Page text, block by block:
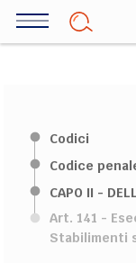
Salta
Codici
Codice
CAPO II -
Art. 141 -
Stabilimenti